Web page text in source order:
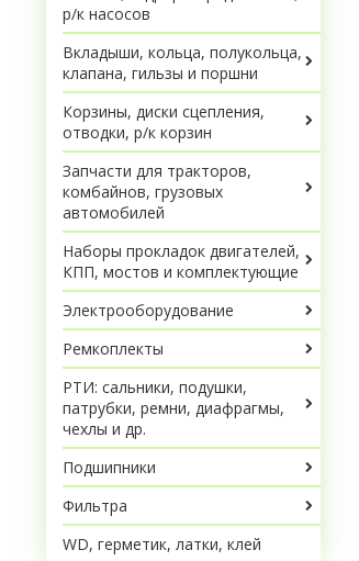
р/к насосов
Вкладыши, кольца, полукольца,
клапана, гильзы и поршни
Корзины, диски сцепления,
отводки, р/к корзин
Запчасти для тракторов,
комбайнов, грузовых
автомобилей
Наборы прокладок двигателей,
КПП, мостов и комплектующие
Электрооборудование
Ремкоплекты
РТИ: сальники, подушки,
патрубки, ремни, диафрагмы,
чехлы и др.
Подшипники
Фильтра
WD, герметик, латки, клей